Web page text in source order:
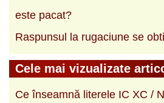
este pacat?
Raspunsul la rugaciune se
Cele mai vizualizate
Ce înseamnă literele IC XC /